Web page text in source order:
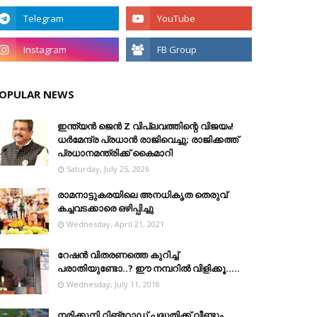
NEWS
ഇന്ത്യൻ ജെൻ Z വിപ്ലവത്തിന്റെ വിജയം!
ധർമേന്ദ്ര പ്രധാൻ രാജിവെച്ചു; രാജിക്കത്ത്
പ്രധാനമന്ത്രിക്ക് കൈമാറി
Saturday, July 25, 2026
രാമനാട്ടുകരയിലെ അനധികൃത തെരുവ്
കച്ചവടക്കാരെ ഒഴിപ്പിച്ചു
Wednesday, April 21, 2021
റേഷൻ വിതരണത്തെ കുറിച്ച്
പരാതിയുണ്ടോ..? ഈ നമ്പറില്‍ വിളിക്കൂ.....
Wednesday, July 11, 2018